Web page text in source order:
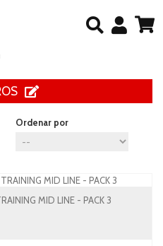
Ordenar por
MID LINE - PACK 3